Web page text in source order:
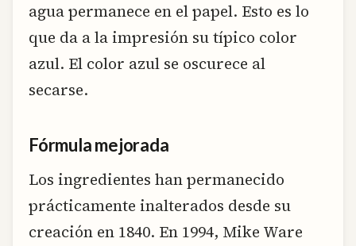
agua permanece en el papel. Esto es lo
que da a la impresión su típico color
azul. El color azul se oscurece al
secarse.
Fórmula mejorada
Los ingredientes han permanecido
prácticamente inalterados desde su
creación en 1840. En 1994, Mike Ware